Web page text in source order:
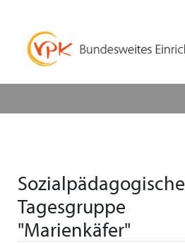
Sozialpädagogische
Tagesgruppe
"Marienkäfer"